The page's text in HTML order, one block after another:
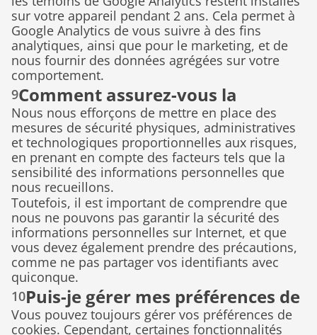
sur votre appareil pendant 2 ans. Cela permet à
Google Analytics de vous suivre à des fins
analytiques, ainsi que pour le marketing, et de
nous fournir des données agrégées sur votre
comportement.
9Comment assurez-vous la
sécurité de mes informations
personnelles ?
Nous nous efforçons de mettre en place des
mesures de sécurité physiques, administratives
et technologiques proportionnelles aux risques,
en prenant en compte des facteurs tels que la
sensibilité des informations personnelles que
nous recueillons.
Toutefois, il est important de comprendre que
nous ne pouvons pas garantir la sécurité des
informations personnelles sur Internet, et que
vous devez également prendre des précautions,
comme ne pas partager vos identifiants avec
quiconque.
10Puis-je gérer mes préférences de
cookies ?
Vous pouvez toujours gérer vos préférences de
cookies. Cependant, certaines fonctionnalités